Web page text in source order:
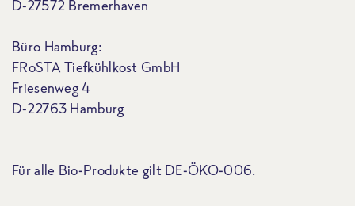
D-27572 Bremerhaven
Büro Hamburg:
FRoSTA Tiefkühlkost GmbH
Friesenweg 4
D-22763 Hamburg
Für alle Bio-Produkte gilt DE-ÖKO-006.